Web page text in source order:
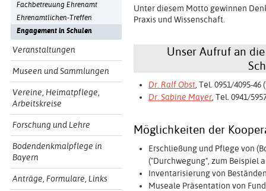
Fachbetreuung Ehrenamt
Ehrenamtlichen-Treffen
Engagement in Schulen
Veranstaltungen
Museen und Sammlungen
Vereine, Heimatpflege,
Arbeitskreise
Forschung und Lehre
Bodendenkmalpflege in
Bayern
Anträge, Formulare, Links
Unter diesem Motto gewinnen
Praxis und Wissenschaft.
Unser Aufruf an
Dr. Ralf Obst , Tel. 0951/4095-
Dr. Sabine Mayer , Tel. 0941/
Möglichkeiten der
Erschließung und Pflege von
("Durchwegung", zum Beispiel
Inventarisierung von
Museale Präsentation von